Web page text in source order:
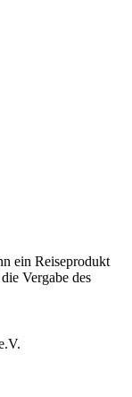
ein Reiseprodukt
Vergabe des